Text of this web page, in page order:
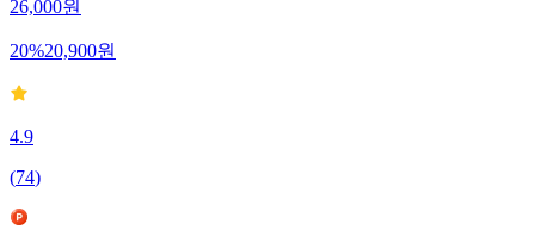
26,000원
20%20,900원
4.9
(74)